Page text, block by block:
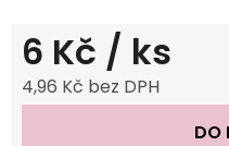
6 Kč / ks
4,96 Kč bez DPH
DO